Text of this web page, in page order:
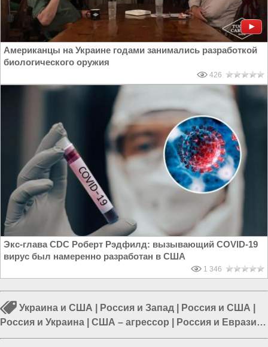
Американцы на Украине годами занимались разработкой
биологического оружия
426
Экс-глава CDC Роберт Рэдфилд: вызывающий COVID-19
вирус был намеренно разработан в США
1 346
Украина и США Россия и Запад Россия и США
Россия и Украина
США – агрессор Россия и Евразия|
Пентагон